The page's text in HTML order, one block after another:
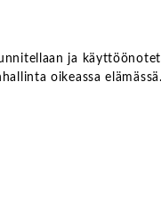
ja
oikeassa elämässä.